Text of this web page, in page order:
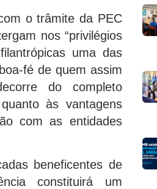
o trâmite da PEC
nos “privilégios
uma das
fé de quem assim
do completo
às vantagens
com as entidades
beneficentes de
constituirá um